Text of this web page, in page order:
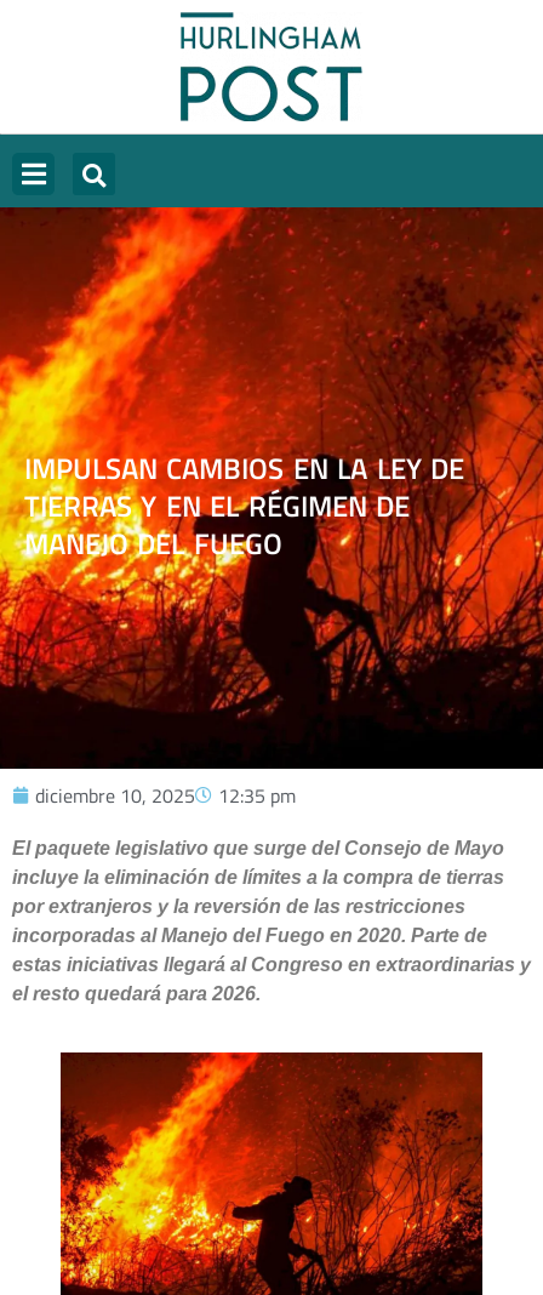
IMPULSAN CAMBIOS EN LA LEY DE
TIERRAS Y EN EL RÉGIMEN DE
MANEJO DEL FUEGO
diciembre 10, 2025 12:35 pm
El paquete legislativo que surge del Consejo de Mayo
incluye la eliminación de límites a la compra de tierras
por extranjeros y la reversión de las restricciones
incorporadas al Manejo del Fuego en 2020. Parte de
estas iniciativas llegará al Congreso en extraordinarias y
el resto quedará para 2026.